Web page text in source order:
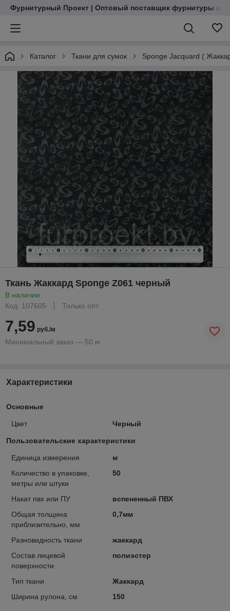
Фурнитурный Проект | Оптовый поставщик фурнитуры и
Каталог Ткани для сумок Sponge Jacquard (
Ткань Жаккард Sponge Z061 черный
В наличии
Код: 107605
Только опт
7,59 руб./м
Минимальный заказ — 50 м
Характеристики
Основные
Цвет Черный
Пользовательские характеристики
Единица измерения
м
Количество в упаковке,
метры или штуки
50
Накат пвх или ПУ
вспененный ПВХ
Общая толщина
приблизительно, мм
0,7мм
Разновидность ткани
жаккард
Состав лицевой
поверхности
полиэстер
Тип ткани
Жаккард
Ширина рулона, см
150